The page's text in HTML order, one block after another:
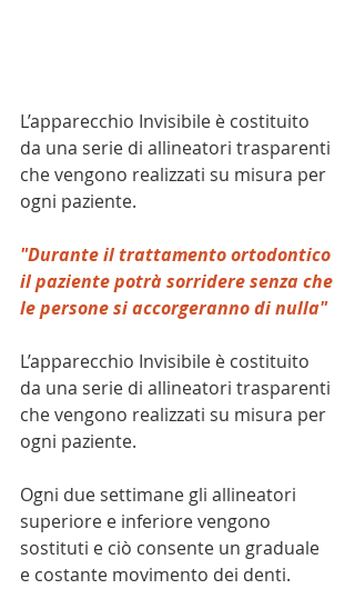
L’apparecchio Invisibile è costituito
da una serie di allineatori trasparenti
che vengono realizzati su misura per
ogni paziente.
"Durante il trattamento ortodontico
il paziente potrà sorridere senza che
le persone si accorgeranno di nulla"
L’apparecchio Invisibile è costituito
da una serie di allineatori trasparenti
che vengono realizzati su misura per
ogni paziente.
Ogni due settimane gli allineatori
superiore e inferiore vengono
sostituti e ciò consente un graduale
e costante movimento dei denti.